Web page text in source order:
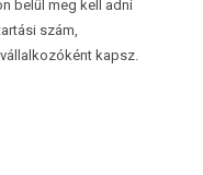
belül meg kell adni
szám,
kapsz.